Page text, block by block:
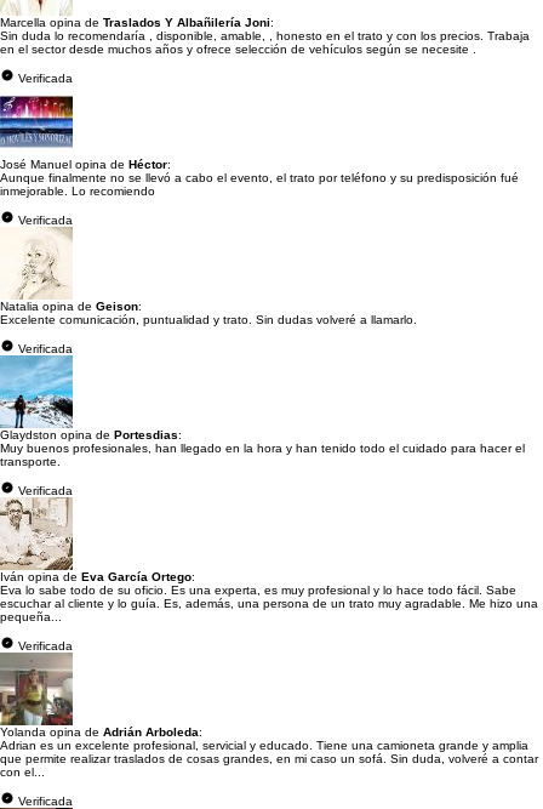
Marcella opina de Traslados Y Albañilería Joni:
Sin duda lo recomendaría , disponible, amable, , honesto en el trato y con los precios. Trabaja
en el sector desde muchos años y ofrece selección de vehículos según se necesite .
Verificada
José Manuel opina de Héctor:
Aunque finalmente no se llevó a cabo el evento, el trato por teléfono y su predisposición fué
inmejorable. Lo recomiendo
Verificada
Natalia opina de Geison:
Excelente comunicación, puntualidad y trato. Sin dudas volveré a llamarlo.
Verificada
Glaydston opina de Portesdias:
Muy buenos profesionales, han llegado en la hora y han tenido todo el cuidado para hacer el
transporte.
Verificada
Iván opina de Eva García Ortego:
Eva lo sabe todo de su oficio. Es una experta, es muy profesional y lo hace todo fácil. Sabe
escuchar al cliente y lo guía. Es, además, una persona de un trato muy agradable. Me hizo una
pequeña...
Verificada
Yolanda opina de Adrián Arboleda:
Adrian es un excelente profesional, servicial y educado. Tiene una camioneta grande y amplia
que permite realizar traslados de cosas grandes, en mi caso un sofá. Sin duda, volveré a contar
con el...
Verificada